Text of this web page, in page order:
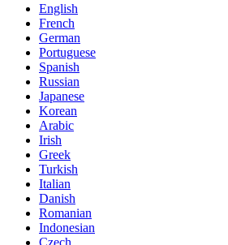
English
French
German
Portuguese
Spanish
Russian
Japanese
Korean
Arabic
Irish
Greek
Turkish
Italian
Danish
Romanian
Indonesian
Czech